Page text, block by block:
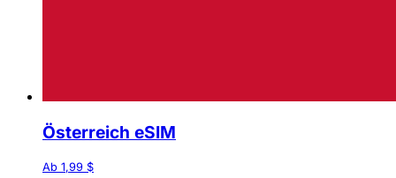
Österreich eSIM
Ab 1,99 $